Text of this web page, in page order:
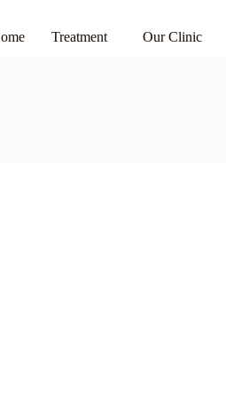
Treatment Our Clinic